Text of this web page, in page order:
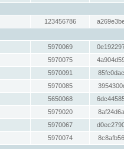
123456786
5970069
5970075
5970091
5970085
5650068
5979020
5970067
5970074